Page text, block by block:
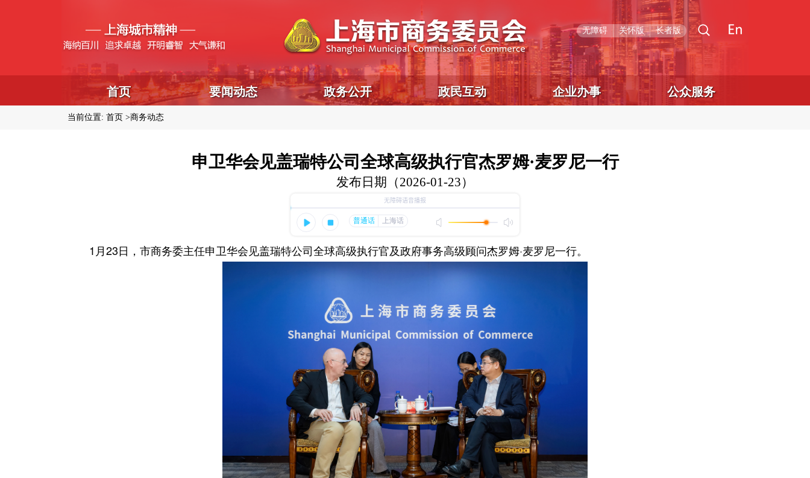
无障碍 关怀版 长者版
首页 要闻动态 政务公开 政民互动 企业办事 公众服务
当前位置: 首页 商务动态
申卫华会见盖瑞特公司全球高级执行官杰罗姆·麦罗尼一行
发布日期（2026-01-23）
1月23日，市商务委主任申卫华会见盖瑞特公司全球高级执行官及政府事务高级顾问杰罗姆·麦罗尼一行。